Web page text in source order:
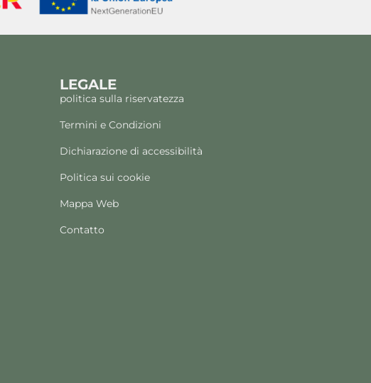
LEGALE
politica sulla riservatezza
Termini e Condizioni
Dichiarazione di accessibilità
Politica sui cookie
Mappa Web
Contatto